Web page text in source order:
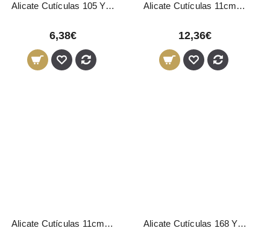
Alicate Cutículas 105 Yahari Ackermann
6,38€
Alicate Cutículas 11cm 3 Claveles
12,36€
Alicate Cutículas 11cm 9mm Mundial Alicate Cutículas 168 Yahari Ackermann